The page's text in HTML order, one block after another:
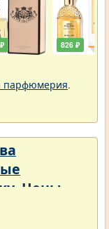
826 ₽
парфюмерия.
Цены